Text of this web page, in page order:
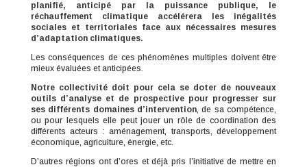
planifié, anticipé par la puissance publique, le
réchauffement climatique accélérera les inégalités
sociales et territoriales face aux nécessaires mesures
d’adaptation climatiques.
Les conséquences de ces phénomènes multiples doivent être
mieux évaluées et anticipées.
Notre collectivité doit pour cela se doter de nouveaux
outils d’analyse et de prospective pour progresser sur
ses différents domaines d’intervention, de sa compétence,
ou pour lesquels elle peut jouer un rôle de coordination des
différents acteurs : aménagement, transports, développement
économique, agriculture, énergie, etc.
D’autres régions ont d’ores et déjà pris l’initiative de mettre en